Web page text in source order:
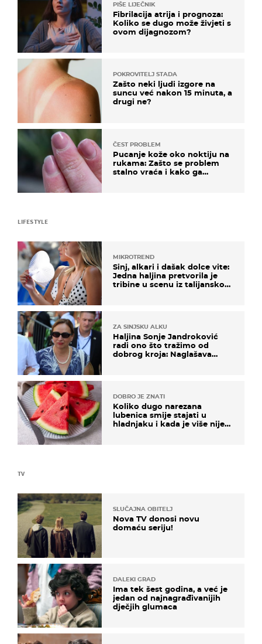
PIŠE LIJEČNIK
Fibrilacija atrija i prognoza:
Koliko se dugo može živjeti s
ovom dijagnozom?
POKROVITELJ STADA
Zašto neki ljudi izgore na
suncu već nakon 15 minuta, a
drugi ne?
ČEST PROBLEM
Pucanje kože oko noktiju na
rukama: Zašto se problem
stalno vraća i kako ga
TV
SLUČAJNA OBITELJ
Nova TV donosi novu
domaću seriju!
DALEKI GRAD
Ima tek šest godina, a već je
jedan od najnagrađivanijih
dječjih glumaca
LIFESTYLE
MIKROTREND
Sinj, alkari i dašak dolce vite:
Jedna haljina pretvorila je
tribine u scenu iz talijanskog
ZA SINJSKU ALKU
Haljina Sonje Jandroković
radi ono što tražimo od
dobrog kroja: Naglašava
DOBRO JE ZNATI
Koliko dugo narezana
lubenica smije stajati u
hladnjaku i kada je više nije